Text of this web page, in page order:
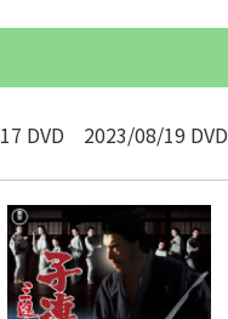
DVD 2023/08/19 DVD